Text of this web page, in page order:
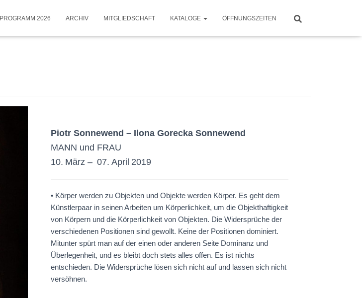
PROGRAMM 2026 ARCHIV MITGLIEDSCHAFT KATALOGE ÖFFNUNGSZEITEN
Piotr Sonnewend – Ilona Gorecka Sonnewend
MANN und FRAU
10. März – 07. April 2019
• Körper werden zu Objekten und Objekte werden Körper. Es geht dem
Künstlerpaar in seinen Arbeiten um Körperlichkeit, um die Objekthaftigkeit
von Körpern und die Körperlichkeit von Objekten. Die Widersprüche der
verschiedenen Positionen sind gewollt. Keine der Positionen dominiert.
Mitunter spürt man auf der einen oder anderen Seite Dominanz und
Überlegenheit, und es bleibt doch stets alles offen. Es ist nichts
entschieden. Die Widersprüche lösen sich nicht auf und lassen sich nicht
versöhnen.